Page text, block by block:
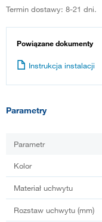
Termin dostawy: 8-21 dni.
Powiązane dokumenty
Instrukcja instalacji
Parametry
Parametr
Kolor
Materiał uchwytu
Rozstaw uchwytu (mm)